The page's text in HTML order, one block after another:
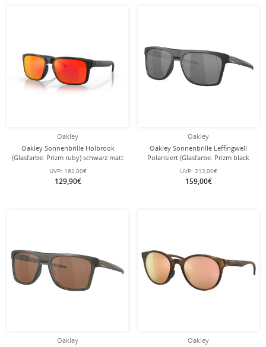
Oakley
Oakley Sonnenbrille Holbrook
(Glasfarbe: Prizm ruby) schwarz matt
- 1 Brille
UVP: 162,00€
129,90€
Oakley
Oakley Sonnenbrille Leffingwell
Polarisiert (Glasfarbe: Prizm black
polarized) matt schwarz/ink - 1 Brille
UVP: 212,00€
159,00€
Oakley
Oakley